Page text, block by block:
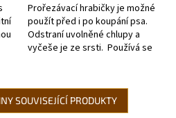
Prořezávací hrabičky je možné
použít před i po koupání psa.
Odstraní uvolněné chlupy a
vyčeše je ze srsti. Používá se
SOUVISEJÍCÍ PRODUKTY